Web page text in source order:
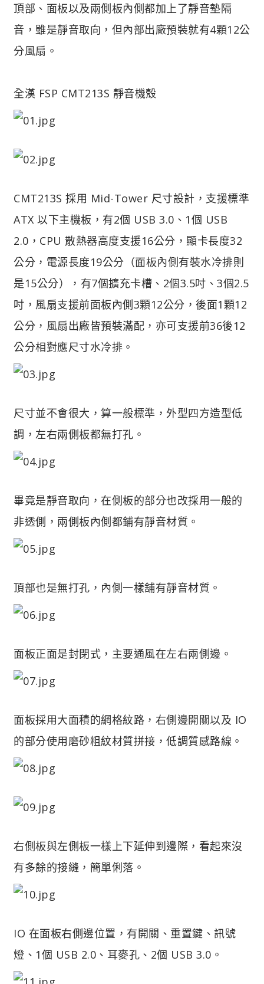
頂部、面板以及兩側板內側都加上了靜音墊隔
音，雖是靜音取向，但內部出廠預裝就有4顆12公
分風扇。
全漢 FSP CMT213S 靜音機殼
CMT213S 採用 Mid-Tower 尺寸設計，支援標準
ATX 以下主機板，有2個 USB 3.0、1個 USB
2.0，CPU 散熱器高度支援16公分，顯卡長度32
公分，電源長度19公分（面板內側有裝水冷排則
是15公分），有7個擴充卡槽、2個3.5吋、3個2.5
吋，風扇支援前面板內側3顆12公分，後面1顆12
公分，風扇出廠皆預裝滿配，亦可支援前36後12
公分相對應尺寸水冷排。
尺寸並不會很大，算一般標準，外型四方造型低
調，左右兩側板都無打孔。
畢竟是靜音取向，在側板的部分也改採用一般的
非透側，兩側板內側都鋪有靜音材質。
頂部也是無打孔，內側一樣舖有靜音材質。
面板正面是封閉式，主要通風在左右兩側邊。
面板採用大面積的網格紋路，右側邊開關以及 IO
的部分使用磨砂粗紋材質拼接，低調質感路線。
右側板與左側板一樣上下延伸到邊際，看起來沒
有多餘的接縫，簡單俐落。
IO 在面板右側邊位置，有開關、重置鍵、訊號
燈、1個 USB 2.0、耳麥孔、2個 USB 3.0。